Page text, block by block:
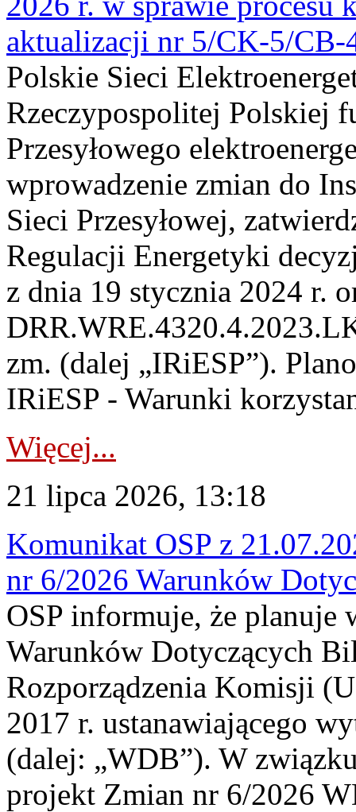
aktualizacji nr 5/CK-5/CB-
Polskie Sieci
Rzeczypospolitej Polskiej
Przesyłowego
wprowadzenie zmian do
Sieci Przesyłowej,
Regulacji Energetyki
z dnia 19 stycznia 2024 r.
zm. (dalej „IRiESP”).
IRiESP - Warunki
Więcej...
21 lipca 2026, 13:18
Komunikat OSP z
nr 6/2026 Warunków
OSP informuje, że planuje
Warunków Dotyczących
Rozporządzenia Komisji
2017 r. ustanawiającego
(dalej: „WDB”). W
projekt Zmian nr 6/2026